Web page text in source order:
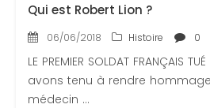
Qui est Robert Lion ?
06/06/2018 Histoire 0
LE PREMIER SOLDAT FRANÇAIS
avons tenu à rendre
médecin ...